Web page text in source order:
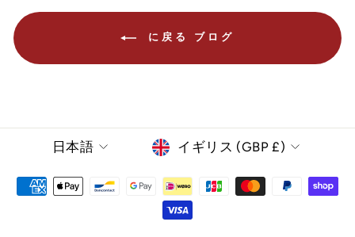
に戻る ブログ
言
日本語 Currency
イギリス (GBP £)